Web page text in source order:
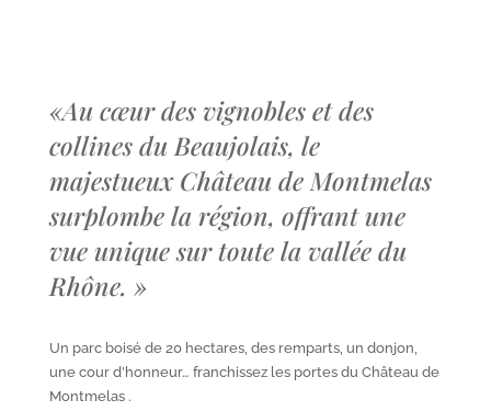
«Au cœur des vignobles et des
collines du Beaujolais, le
majestueux Château de Montmelas
surplombe la région, offrant une
vue unique sur toute la vallée du
Rhône. »
Un parc boisé de 20 hectares, des remparts, un donjon,
une cour d’honneur… franchissez les portes du Château de
Montmelas .